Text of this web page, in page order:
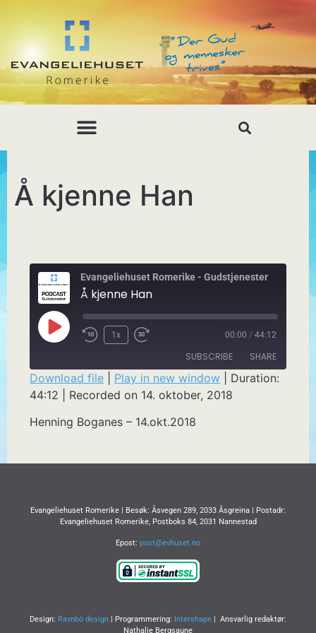
Å kjenne Han
Evangeliehuset Romerike - Gudstjenester
Å kjenne Han
1x 00:00 / 44:12
SUBSCRIBE SHARE
SHARE
LINK
Download file Play in new window
Duration:
44:12
Recorded on 14. oktober, 2018
Henning Boganes – 14.okt.2018
Evangeliehuset Romerike | Besøk: Åsvegen 289, 2033 Åsgreina | Postadr:
Evangeliehuset Romerike, Postboks 84, 2031 Nannestad
Epost: post@evhuset.no
Design: Ravnbö design | Programmering: Intershape | Ansvarlig redaktør:
Nathalie Bergsaune